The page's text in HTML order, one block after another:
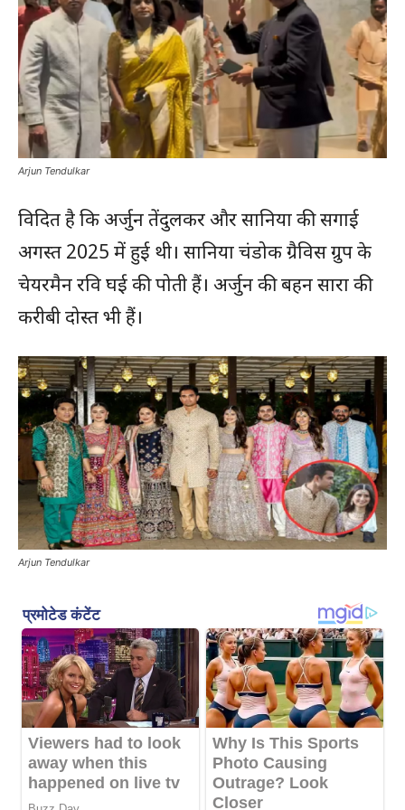
Arjun Tendulkar
विदित है कि अर्जुन तेंदुलकर और सानिया की सगाई
अगस्त 2025 में हुई थी। सानिया चंडोक ग्रैविस ग्रुप के
चेयरमैन रवि घई की पोती हैं। अर्जुन की बहन सारा की
करीबी दोस्त भी हैं।
Arjun Tendulkar